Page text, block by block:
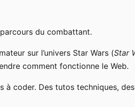
du combattant.
sur l’univers Star Wars (Star
comment fonctionne le Web.
coder. Des tutos techniques,